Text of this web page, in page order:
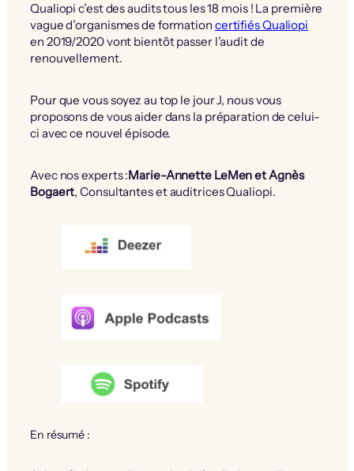
Qualiopi c’est des audits tous les 18 mois ! La première
vague d’organismes de formation certifiés Qualiopi
en 2019/2020 vont bientôt passer l’audit de
renouvellement.
Pour que vous soyez au top le jour J, nous vous
proposons de vous aider dans la préparation de celui-
ci avec ce nouvel épisode.
Avec nos experts :Marie-Annette LeMen et Agnès
Bogaert, Consultantes et auditrices Qualiopi.
En résumé :